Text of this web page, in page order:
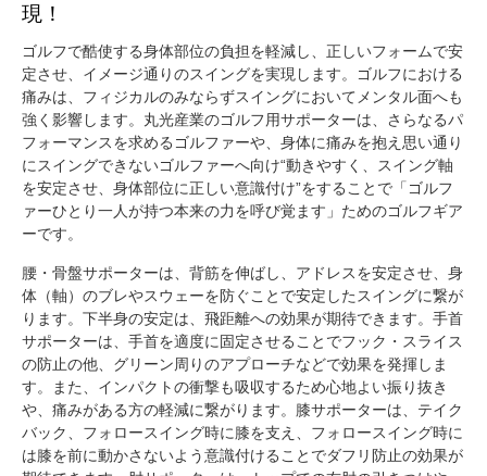
現！
ゴルフで酷使する身体部位の負担を軽減し、正しいフォームで安
定させ、イメージ通りのスイングを実現します。ゴルフにおける
痛みは、フィジカルのみならずスイングにおいてメンタル面へも
強く影響します。丸光産業のゴルフ用サポーターは、さらなるパ
フォーマンスを求めるゴルファーや、身体に痛みを抱え思い通り
にスイングできないゴルファーへ向け“動きやすく、スイング軸
を安定させ、身体部位に正しい意識付け”をすることで「ゴルフ
ァーひとり一人が持つ本来の力を呼び覚ます」ためのゴルフギア
ーです。
腰・骨盤サポーターは、背筋を伸ばし、アドレスを安定させ、身
体（軸）のブレやスウェーを防ぐことで安定したスイングに繋が
ります。下半身の安定は、飛距離への効果が期待できます。手首
サポーターは、手首を適度に固定させることでフック・スライス
の防止の他、グリーン周りのアプローチなどで効果を発揮しま
す。また、インパクトの衝撃も吸収するため心地よい振り抜き
や、痛みがある方の軽減に繋がります。膝サポーターは、テイク
バック、フォロースイング時に膝を支え、フォロースイング時に
は膝を前に動かさないよう意識付けることでダフリ防止の効果が